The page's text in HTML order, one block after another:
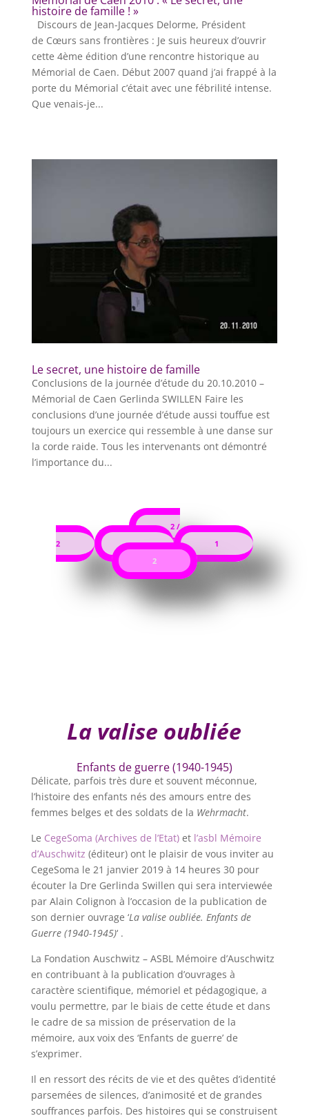
histoire de famille ! »
Discours de Jean-Jacques Delorme, Président
de Cœurs sans frontières : Je suis heureux d’ouvrir
cette 4ème édition d’une rencontre historique au
Mémorial de Caen. Début 2007 quand j’ai frappé à la
porte du Mémorial c’était avec une fébrilité intense.
Que venais-je...
Le secret, une histoire de famille
Conclusions de la journée d’étude du 20.10.2010 –
Mémorial de Caen Gerlinda SWILLEN Faire les
conclusions d’une journée d’étude aussi touffue est
toujours un exercice qui ressemble à une danse sur
la corde raide. Tous les intervenants ont démontré
l’importance du...
2 /
2
«
1
2
La valise oubliée
Enfants de guerre (1940-1945)
Délicate, parfois très dure et souvent méconnue,
l’histoire des enfants nés des amours entre des
femmes belges et des soldats de la Wehrmacht.
Le CegeSoma (Archives de l’Etat)et l’asbl Mémoire
d’Auschwitz (éditeur) ont le plaisir de vous inviter au
CegeSoma le 21 janvier 2019 à 14 heures 30 pour
écouter la Dre Gerlinda Swillen qui sera interviewée
par Alain Colignon à l’occasion de la publication de
son dernier ouvrage ‘La valise oubliée. Enfants de
Guerre (1940-1945)‘ .
La Fondation Auschwitz – ASBL Mémoire d’Auschwitz
en contribuant à la publication d’ouvrages à
caractère scientifique, mémoriel et pédagogique, a
voulu permettre, par le biais de cette étude et dans
le cadre de sa mission de préservation de la
mémoire, aux voix des ‘Enfants de guerre’ de
s’exprimer.
Il en ressort des récits de vie et des quêtes d’identité
parsemées de silences, d’animosité et de grandes
souffrances parfois. Des histoires qui se construisent